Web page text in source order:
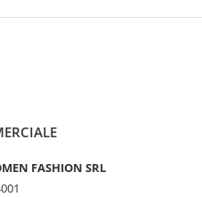
FASHION SRL